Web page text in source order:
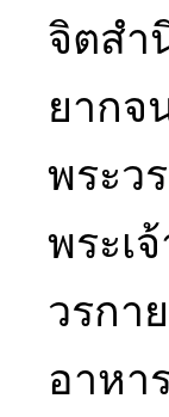
จิตสำ
ยากจ
พระว
พระเ
วรก
อาหา